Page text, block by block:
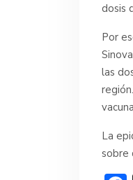
dosis
Por
las
La
sobre